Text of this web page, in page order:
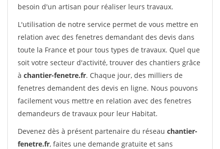
besoin d'un artisan pour réaliser leurs travaux.
L'utilisation de notre service permet de vous mettre en
relation avec des fenetres demandant des devis dans
toute la France et pour tous types de travaux. Quel que
soit votre secteur d'activité, trouver des chantiers grâce
à chantier-fenetre.fr. Chaque jour, des milliers de
fenetres demandent des devis en ligne. Nous pouvons
facilement vous mettre en relation avec des fenetres
demandeurs de travaux pour leur Habitat.
Devenez dès à présent partenaire du réseau chantier-
fenetre.fr, faites une demande gratuite et sans